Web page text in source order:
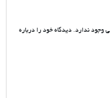
ندارد. دیدگاه خود را درباره